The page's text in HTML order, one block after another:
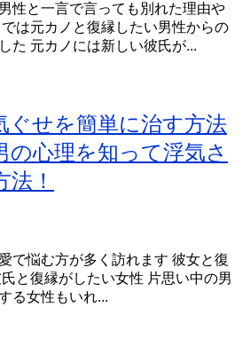
性と一言で言っても別れた理由や
は元カノと復縁したい男性からの
た 元カノには新しい彼氏が...
ぐせを簡単に治す方法
の心理を知って浮気さ
！
で悩む方が多く訪れます 彼女と復
と復縁がしたい女性 片思い中の男
る女性もいれ...